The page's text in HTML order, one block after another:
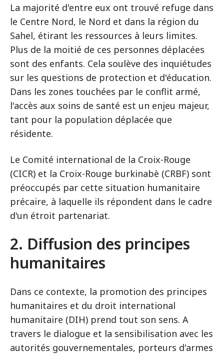
La majorité d'entre eux ont trouvé refuge dans
le Centre Nord, le Nord et dans la région du
Sahel, étirant les ressources à leurs limites.
Plus de la moitié de ces personnes déplacées
sont des enfants. Cela soulève des inquiétudes
sur les questions de protection et d'éducation.
Dans les zones touchées par le conflit armé,
l'accès aux soins de santé est un enjeu majeur,
tant pour la population déplacée que
résidente.
Le Comité international de la Croix-Rouge
(CICR) et la Croix-Rouge burkinabè (CRBF) sont
préoccupés par cette situation humanitaire
précaire, à laquelle ils répondent dans le cadre
d'un étroit partenariat.
2. Diffusion des principes
humanitaires
Dans ce contexte, la promotion des principes
humanitaires et du droit international
humanitaire (DIH) prend tout son sens. A
travers le dialogue et la sensibilisation avec les
autorités gouvernementales, porteurs d'armes